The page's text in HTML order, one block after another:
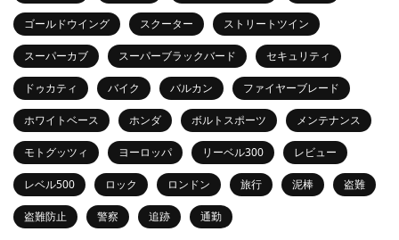
ゴールドウイング スクーター ストリートツイン
スーパーカブ スーパーブラックバード セキュリティ
ドゥカティ バイク バルカン ファイヤーブレード
ホワイトベース ホンダ ボルトスポーツ メンテナンス
モトグッツィ ヨーロッパ リーベル300 レビュー
レベル500 ロック ロンドン 旅行 泥棒 盗難
盗難防止 警察 追跡 通勤